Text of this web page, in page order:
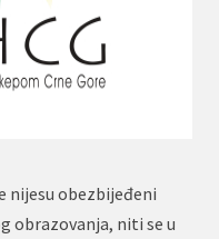
nijesu obezbijeđeni
obrazovanja, niti se u